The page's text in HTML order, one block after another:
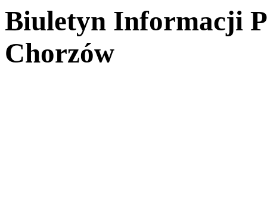
Biuletyn Informacji
Chorzów